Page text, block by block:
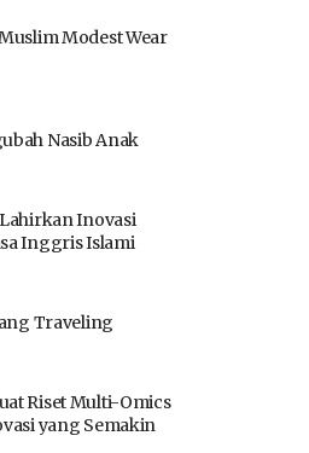
Modest Wear
Nasib Anak
Inovasi
Inggris Islami
Traveling
Riset Multi-Omics
yang Semakin